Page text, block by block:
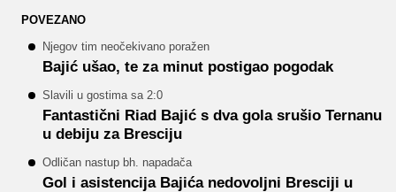
POVEZANO
Njegov tim neočekivano poražen
Bajić ušao, te za minut postigao pogodak
Slavili u gostima sa 2:0
Fantastični Riad Bajić s dva gola srušio Ternanu
u debiju za Bresciju
Odličan nastup bh. napadača
Gol i asistencija Bajića nedovoljni Bresciji u